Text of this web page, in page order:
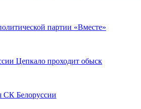
партии «Вместе»
Цепкало проходит обыск
СК Белоруссии